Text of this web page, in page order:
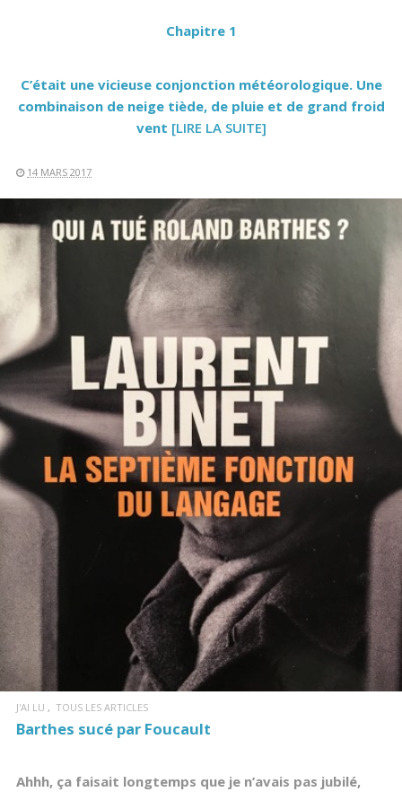
Chapitre 1
C’était une vicieuse conjonction météorologique. Une
combinaison de neige tiède, de pluie et de grand froid
vent [LIRE LA SUITE]
14 MARS 2017
LIRE LA SUITE
J'AI LU TOUS LES ARTICLES
Barthes sucé par Foucault
Ahhh, ça faisait longtemps que je n’avais pas jubilé,